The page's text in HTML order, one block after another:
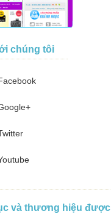
chúng tôi
và thương hiệu được